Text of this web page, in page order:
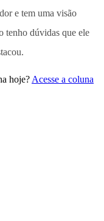
e tem uma visão
tenho dúvidas que ele
hoje? Acesse a coluna